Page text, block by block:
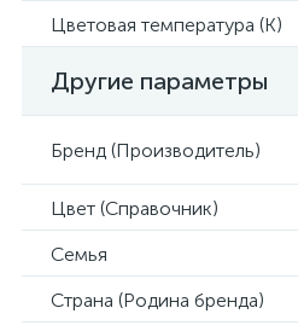
Цветовая температура (К)
Другие параметры
Бренд (Производитель)
Цвет (Справочник)
Семья
Страна (Родина бренда)